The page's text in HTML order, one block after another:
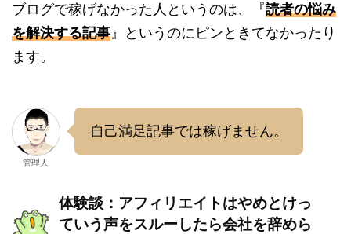
ブログで稼げなかった人というのは、『読者の悩み
を解決する記事 』というのにピンときてなかったり
ます。
管理人
自己満足記事では稼げません。
体験談：アフィリエイトはやめとけっ
ていう声をスルーしたら会社を辞めら